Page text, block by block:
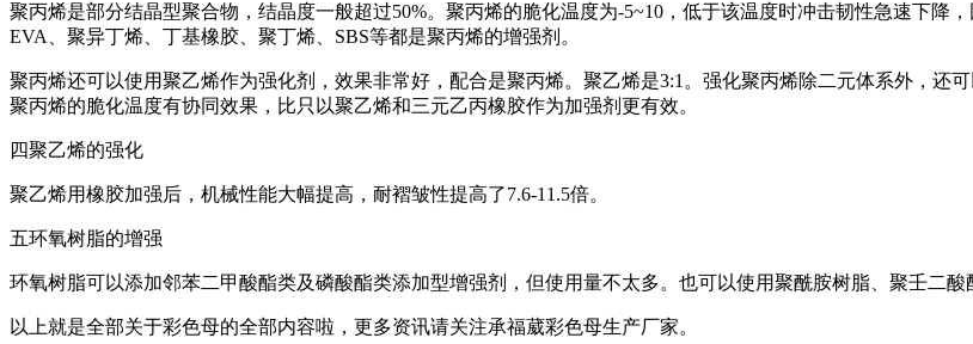
聚丙烯是部分结晶型聚合物，结晶度一般超过50%。聚丙烯的脆化温度为-5~10，低于该温度时冲击韧性急速下降
EVA、聚异丁烯、丁基橡胶、聚丁烯、SBS等都是聚丙烯的增强剂。
聚丙烯还可以使用聚乙烯作为强化剂，效果非常好，配合是聚丙烯。聚乙烯是3:1。强化聚丙烯除二元体系外，还
聚丙烯的脆化温度有协同效果，比只以聚乙烯和三元乙丙橡胶作为加强剂更有效。
四聚乙烯的强化
聚乙烯用橡胶加强后，机械性能大幅提高，耐褶皱性提高了7.6-11.5倍。
五环氧树脂的增强
环氧树脂可以添加邻苯二甲酸酯类及磷酸酯类添加型增强剂，但使用量不太多。也可以使用聚酰胺树脂、聚壬二酸
以上就是全部关于彩色母的全部内容啦，更多资讯请关注承福葳彩色母生产厂家。